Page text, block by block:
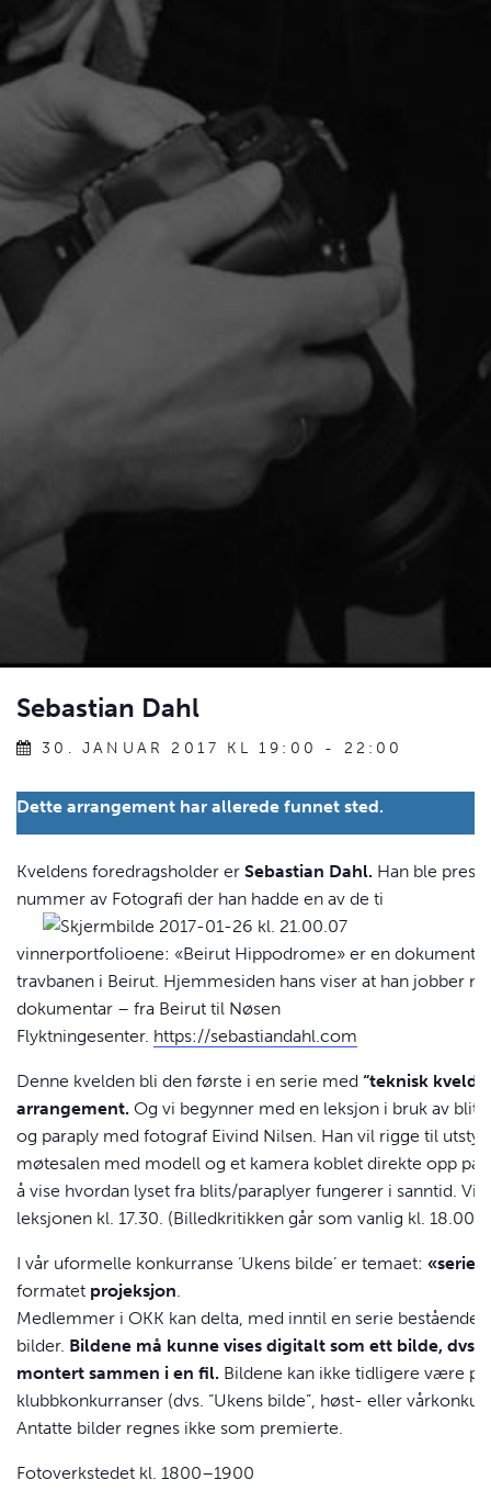
Sebastian Dahl
30. JANUAR 2017 KL 19:00 - 22:00
Dette arrangement har allerede funnet sted.
Kveldens foredragsholder er Sebastian Dahl. Han ble
nummer av Fotografi der han hadde en av de ti
vinnerportfolioene: «Beirut Hippodrome» er en
travbanen i Beirut. Hjemmesiden hans viser at han jobber
dokumentar – fra Beirut til Nøsen
Flyktningesenter. https://sebastiandahl.com
Denne kvelden bli den første i en serie med “teknisk kveld”
arrangement. Og vi begynner med en leksjon i bruk av blits
og paraply med fotograf Eivind Nilsen. Han vil rigge til utstyr
møtesalen med modell og et kamera koblet direkte opp på
å vise hvordan lyset fra blits/paraplyer fungerer i sanntid. Vi
leksjonen kl. 17.30. (Billedkritikken går som vanlig kl. 18.00).
I vår uformelle konkurranse ‘Ukens bilde’ er temaet: «serie»
formatet projeksjon
Medlemmer i OKK kan delta, med inntil en serie bestående
bilder. Bildene må kunne vises digitalt som ett bilde, dvs
montert sammen i en fil. Bildene kan ikke tidligere være
klubbkonkurranser (dvs. “Ukens bilde”, høst- eller
Antatte bilder regnes ikke som premierte.
Fotoverkstedet kl. 1800–1900